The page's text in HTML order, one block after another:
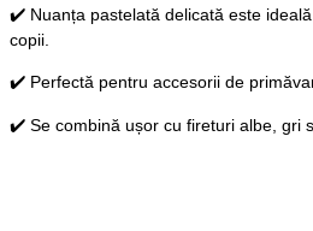
✔️ Nuanța pastelată delicată este
copii.
✔️ Perfectă pentru accesorii de
✔️ Se combină ușor cu fireturi albe, gri